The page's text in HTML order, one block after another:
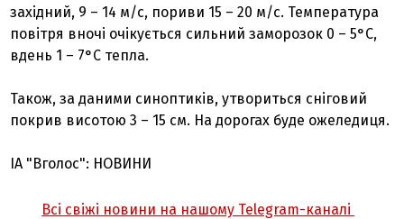
західний, 9 – 14 м/с, пориви 15 – 20 м/с. Температура
повітря вночі очікується сильний заморозок 0 – 5°С,
вдень 1 – 7°С тепла.
Також, за даними синоптиків, утвориться сніговий
покрив висотою 3 – 15 см. На дорогах буде ожеледиця.
ІА "Вголос": НОВИНИ
Всі свіжі новини на нашому Telegram-каналі